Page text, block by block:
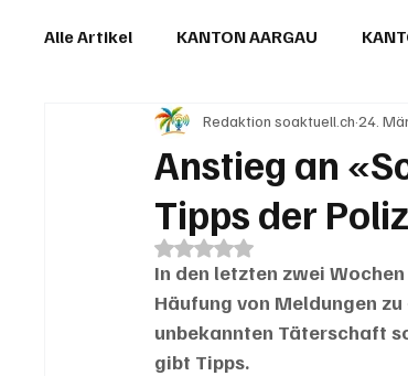
Alle Artikel KANTON AARGAU
IN EIGENER SACHE KOMMENTARE
Anstieg an
Tipps der
Redaktion soaktuell.ch 24.
Mit NaN von 5 Sternen
In den letzten zwei
Häufung von Meldungen
unbekannten Täterschaft
gibt Tipps.